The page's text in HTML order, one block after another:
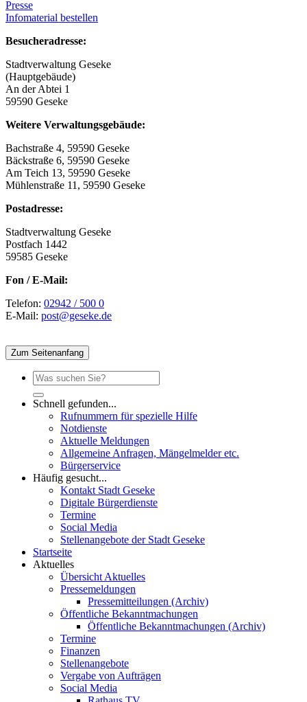
Presse
Infomaterial bestellen
Besucheradresse:
Stadtverwaltung Geseke
(Hauptgebäude)
An der Abtei 1
59590 Geseke
Weitere Verwaltungsgebäude:
Bachstraße 4, 59590 Geseke
Bäckstraße 6, 59590 Geseke
Am Teich 13, 59590 Geseke
Mühlenstraße 11, 59590 Geseke
Postadresse:
Stadtverwaltung Geseke
Postfach 1442
59585 Geseke
Fon / E-Mail:
Telefon: 02942 / 500 0
E-Mail: post@geseke.de
Zum Seitenanfang
Schnell gefunden...
Rufnummern für spezielle Hilfe
Notdienste
Aktuelle Meldungen
Allgemeine Anfragen, Mängelmelder etc.
Bürgerservice
Häufig gesucht...
Kontakt Stadt Geseke
Digitale Bürgerdienste
Termine
Social Media
Stellenangebote der Stadt Geseke
Startseite
Aktuelles
Übersicht Aktuelles
Pressemeldungen
Pressemitteilungen (Archiv)
Öffentliche Bekanntmachungen
Öffentliche Bekanntmachungen (Archiv)
Termine
Finanzen
Stellenangebote
Vergabe von Aufträgen
Social Media